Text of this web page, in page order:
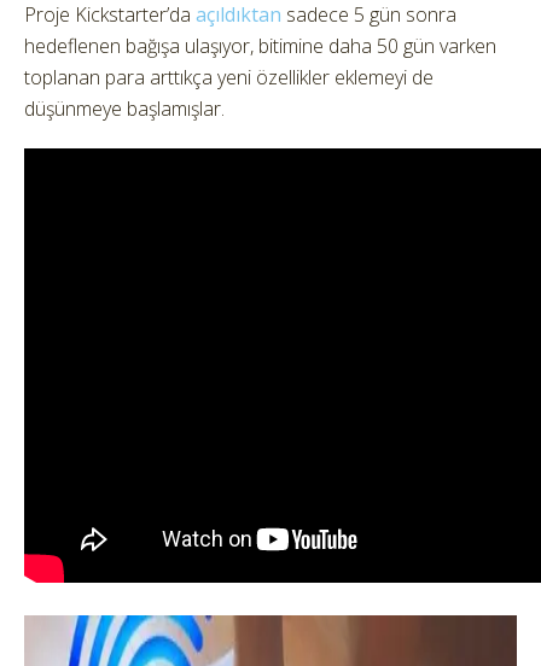
Proje Kickstarter’da açıldıktan sadece 5 gün sonra
hedeflenen bağışa ulaşıyor, bitimine daha 50 gün varken
toplanan para arttıkça yeni özellikler eklemeyi de
düşünmeye başlamışlar.